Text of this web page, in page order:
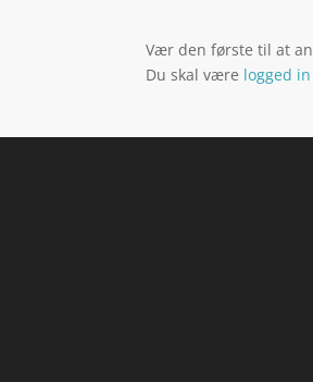
Vær den første til at
Du skal være logged in